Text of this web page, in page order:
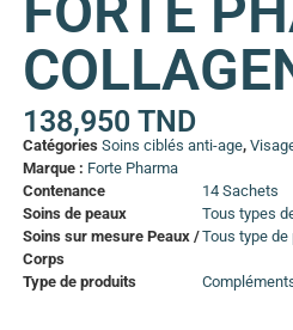
138,950TND
Catégories Soins ciblés anti-age,
Marque : Forte Pharma
Contenance
14 Sachets
Soins de peaux
Tous types
Soins sur mesure Peaux /
Corps
Tous type de
Type de produits